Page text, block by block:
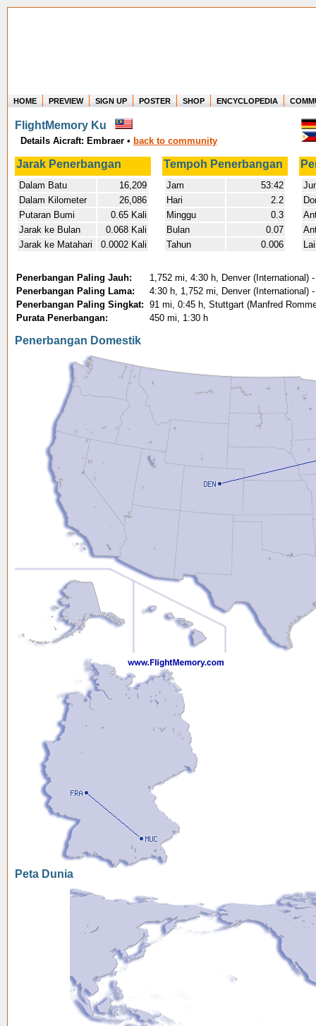
Where in the world have you flown?
How long have you been in the air?
Create your own FlightMemory and see!
HOME PREVIEW SIGN UP POSTER SHOP ENCYCLOPEDIA
FlightMemory Ku
Details Aicraft: Embraer • back to community
Jarak Penerbangan Tempoh Penerbangan
Dalam Batu
16,209
Dalam Kilometer
26,086
Putaran Bumi
0.65 Kali
Jarak ke Bulan
0.068 Kali
Jarak ke Matahari
0.0002 Kali
Jam
53:42
Hari
2.2
Minggu
0.3
Bulan
0.07
Tahun
0.006
Penerbangan Paling Jauh:
1,752 mi, 4:30 h, Denver (International)
Penerbangan Paling Lama:
4:30 h, 1,752 mi, Denver (International)
Penerbangan Paling Singkat: 91 mi, 0:45 h, Stuttgart (Manfred
Purata Penerbangan:
450 mi, 1:30 h
Penerbangan Domestik
Peta Dunia